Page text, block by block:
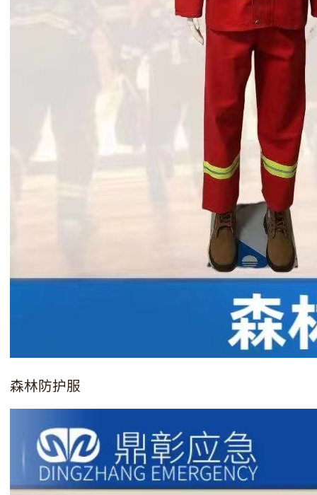
森林防护服